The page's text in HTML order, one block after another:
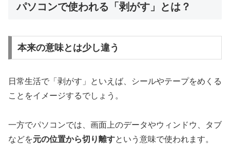
パソコンで使われる「剥がす」とは？
本来の意味とは少し違う
日常生活で「剥がす」といえば、シールやテープをめくる
ことをイメージするでしょう。
一方でパソコンでは、画面上のデータやウィンドウ、タブ
などを元の位置から切り離すという意味で使われます。